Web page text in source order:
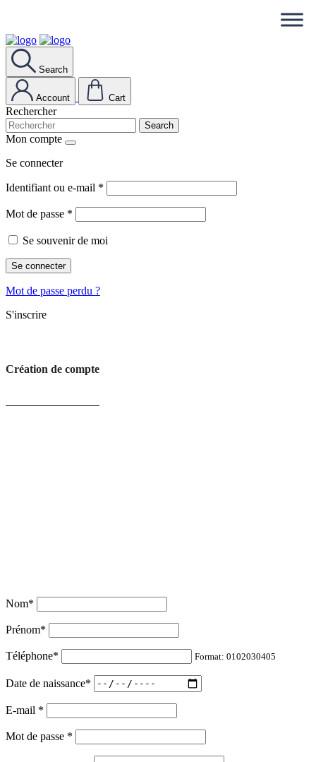
Search
Account Cart
Rechercher
Search
Mon compte
Se connecter
Identifiant ou e-mail *
Mot de passe *
Se souvenir de moi
Se connecter
Mot de passe perdu ?
S'inscrire
Création de compte
Nom*
Prénom*
Téléphone* Format: 0102030405
Date de naissance*
E-mail *
Mot de passe *